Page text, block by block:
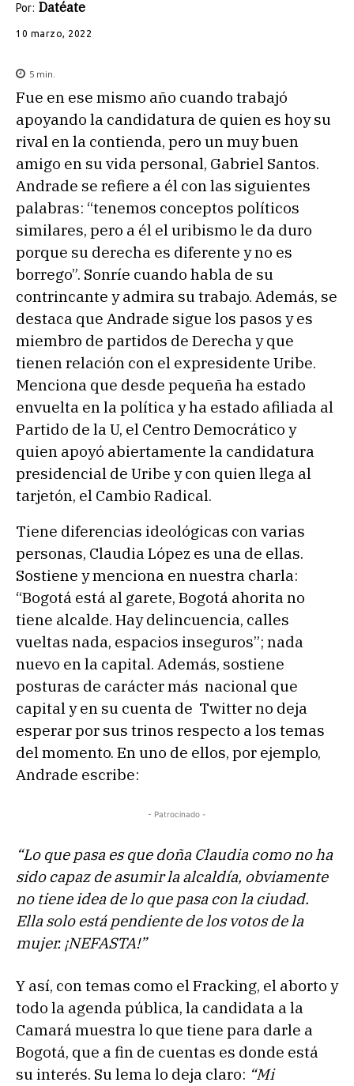
Por: Datéate
10 marzo, 2022
5 min.
Fue en ese mismo año cuando trabajó
apoyando la candidatura de quien es hoy su
rival en la contienda, pero un muy buen
amigo en su vida personal, Gabriel Santos.
Andrade se refiere a él con las siguientes
palabras: “tenemos conceptos políticos
similares, pero a él el uribismo le da duro
porque su derecha es diferente y no es
borrego”. Sonríe cuando habla de su
contrincante y admira su trabajo. Además, se
destaca que Andrade sigue los pasos y es
miembro de partidos de Derecha y que
tienen relación con el expresidente Uribe.
Menciona que desde pequeña ha estado
envuelta en la política y ha estado afiliada al
Partido de la U, el Centro Democrático y
quien apoyó abiertamente la candidatura
presidencial de Uribe y con quien llega al
tarjetón, el Cambio Radical.
Tiene diferencias ideológicas con varias
personas, Claudia López es una de ellas.
Sostiene y menciona en nuestra charla:
“Bogotá está al garete, Bogotá ahorita no
tiene alcalde. Hay delincuencia, calles
vueltas nada, espacios inseguros”; nada
nuevo en la capital. Además, sostiene
posturas de carácter más nacional que
capital y en su cuenta de Twitter no deja
esperar por sus trinos respecto a los temas
del momento. En uno de ellos, por ejemplo,
Andrade escribe:
- Patrocinado -
“Lo que pasa es que doña Claudia como no ha
sido capaz de asumir la alcaldía, obviamente
no tiene idea de lo que pasa con la ciudad.
Ella solo está pendiente de los votos de la
mujer. ¡NEFASTA!”
Y así, con temas como el Fracking, el aborto y
todo la agenda pública, la candidata a la
Camará muestra lo que tiene para darle a
Bogotá, que a fin de cuentas es donde está
su interés. Su lema lo deja claro: “Mi